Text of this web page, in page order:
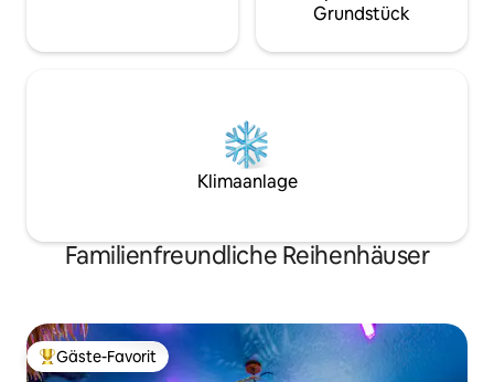
Grundstück
Klimaanlage
Familienfreundliche Reihenhäuser
Beliebter Gäste-Favorit.
Gäste-Favorit